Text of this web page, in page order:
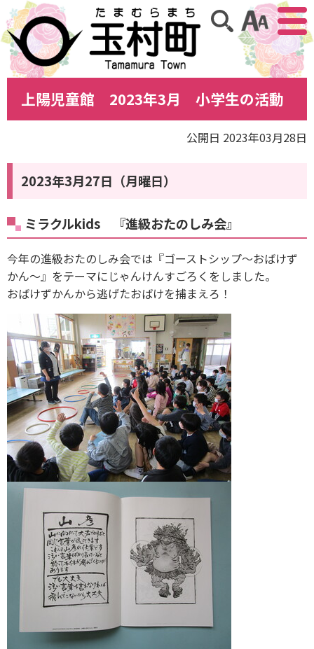
アクセ
サイト内検索
上陽児童館 2023年3月 小学生の活動
公開日 2023年03月28日
2023年3月27日（月曜日）
ミラクルkids 『進級おたのしみ会』
今年の進級おたのしみ会では『ゴーストシップ〜おばけず
かん〜』をテーマにじゃんけんすごろくをしました。
おばけずかんから逃げたおばけを捕まえろ！